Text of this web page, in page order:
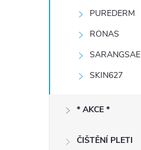
PUREDERM
RONAS
SKIN627
* AKCE *
ČIŠTĚNÍ PLETI